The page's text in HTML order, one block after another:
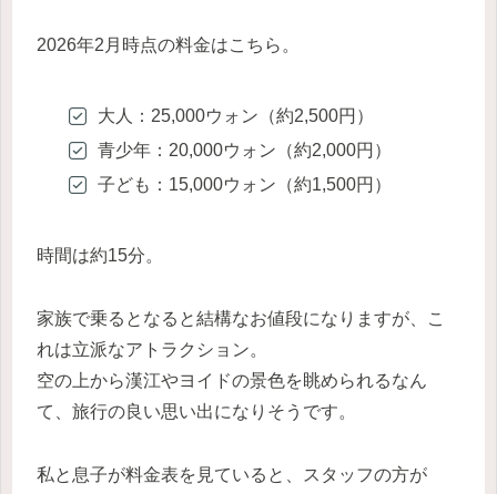
2026年2月時点の料金はこちら。
大人：25,000ウォン（約2,500円）
青少年：20,000ウォン（約2,000円）
子ども：15,000ウォン（約1,500円）
時間は約15分。
家族で乗るとなると結構なお値段になりますが、こ
れは立派なアトラクション。
空の上から漢江やヨイドの景色を眺められるなん
て、旅行の良い思い出になりそうです。
私と息子が料金表を見ていると、スタッフの方が